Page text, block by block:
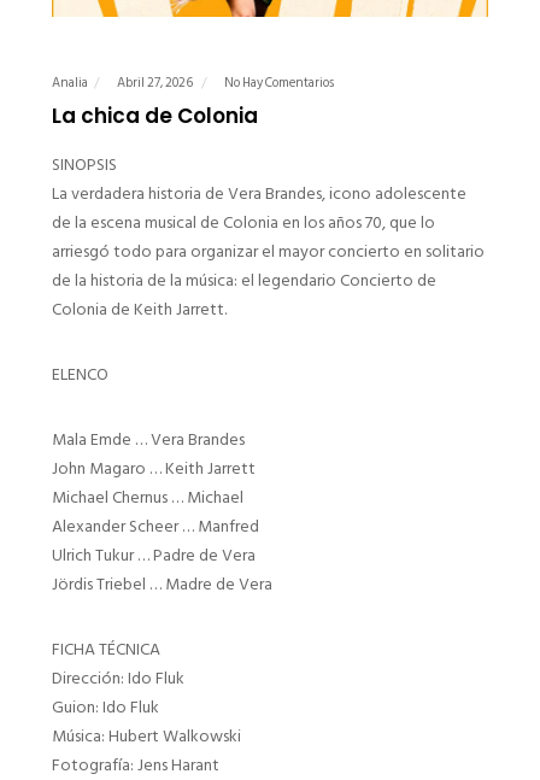
Analia Abril 27, 2026 No Hay Comentarios
La chica de Colonia
SINOPSIS
La verdadera historia de Vera Brandes, icono adolescente
de la escena musical de Colonia en los años 70, que lo
arriesgó todo para organizar el mayor concierto en solitario
de la historia de la música: el legendario Concierto de
Colonia de Keith Jarrett.
ELENCO
Mala Emde … Vera Brandes
John Magaro … Keith Jarrett
Michael Chernus … Michael
Alexander Scheer … Manfred
Ulrich Tukur … Padre de Vera
Jördis Triebel … Madre de Vera
FICHA TÉCNICA
Dirección: Ido Fluk
Guion: Ido Fluk
Música: Hubert Walkowski
Fotografía: Jens Harant